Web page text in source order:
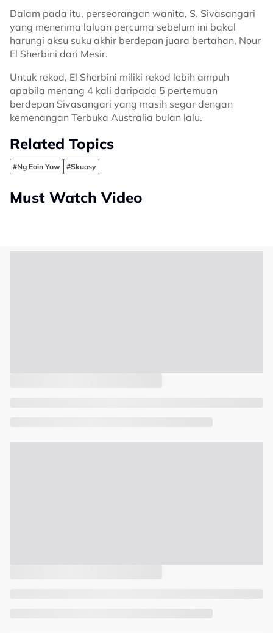
Dalam pada itu, perseorangan wanita, S. Sivasangari
yang menerima laluan percuma sebelum ini bakal
harungi aksu suku akhir berdepan juara bertahan, Nour
El Sherbini dari Mesir.
Untuk rekod, El Sherbini miliki rekod lebih ampuh
apabila menang 4 kali daripada 5 pertemuan
berdepan Sivasangari yang masih segar dengan
kemenangan Terbuka Australia bulan lalu.
Related Topics
#Ng Eain Yow #Skuasy
Must Watch Video